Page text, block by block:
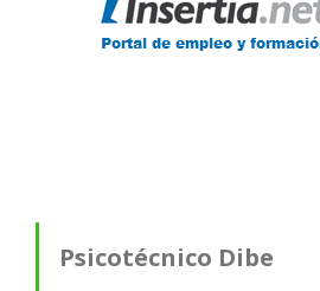
Psicotécnico Dibe